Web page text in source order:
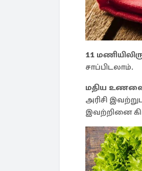
11
சாப்பிடலாம்.
மதிய
அரிசி
இவற்றினை